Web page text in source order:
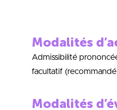
Modalités
Admissibilité
facultatif
Modalités